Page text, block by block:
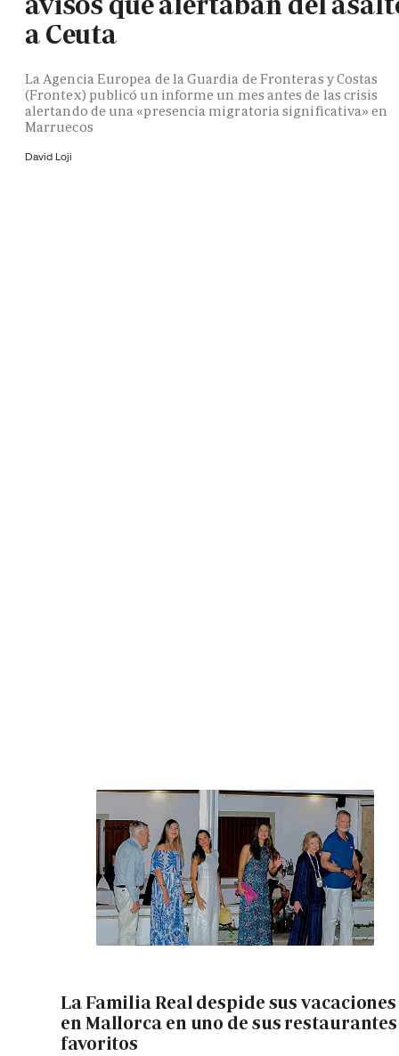
a Ceuta
La Agencia Europea de la Guardia de Fronteras y Costas
(Frontex) publicó un informe un mes antes de las crisis
alertando de una «presencia migratoria significativa» en
Marruecos
David Loji
La Familia Real despide sus vacaciones
en Mallorca en uno de sus restaurantes
favoritos